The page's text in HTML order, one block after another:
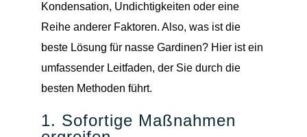
Kondensation, Undichtigkeiten oder eine
Reihe anderer Faktoren. Also, was ist die
beste Lösung für nasse Gardinen? Hier ist ein
umfassender Leitfaden, der Sie durch die
besten Methoden führt.
1. Sofortige Maßnahmen